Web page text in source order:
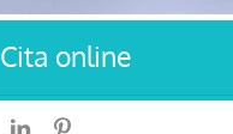
Cita online